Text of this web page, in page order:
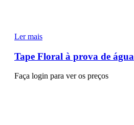
Ler mais
Tape Floral à prova de água
Faça login para ver os preços